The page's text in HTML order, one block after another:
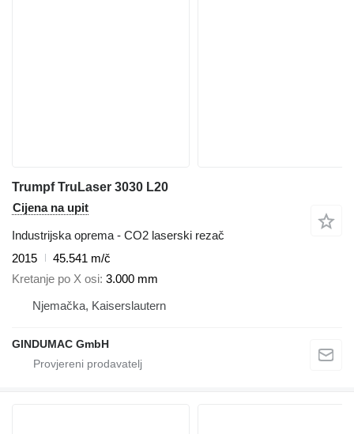
Trumpf TruLaser 3030 L20
Cijena na upit
Industrijska oprema - CO2 laserski rezač
2015
45.541 m/č
Kretanje po X osi 3.000 mm
Njemačka, Kaiserslautern
GINDUMAC GmbH